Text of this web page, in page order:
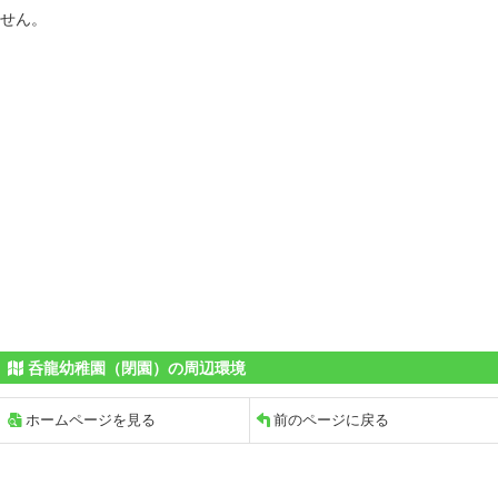
せん。
呑龍幼稚園（閉園）の周辺環境
ホームページを見る 前のページに戻る